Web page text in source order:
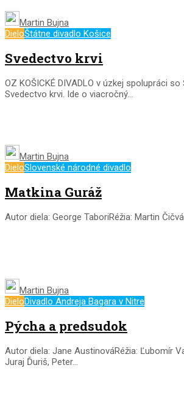
Martin Bujna
DieloŠtátne divadlo Košice
Svedectvo krvi
OZ KOŠICKÉ DIVADLO v úzkej spolupráci
Svedectvo krvi. Ide o viacročný...
Martin Bujna
DieloSlovenské národné divadlo
Matkina Guráž
Autor diela: George TaboriRéžia: Martin
Martin Bujna
DieloDivadlo Andreja Bagara v Nitre
Pýcha a predsudok
Autor diela: Jane AustinováRéžia: Ľubomír
Juraj Ďuriš, Peter...